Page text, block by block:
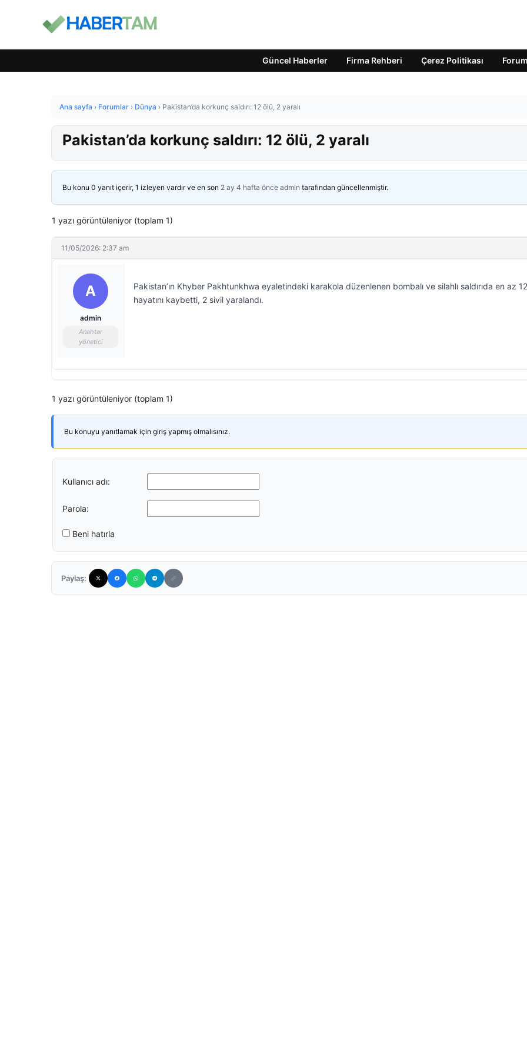
Güncel Haberler Firma Rehberi Çerez Politikası Forum
Ana sayfa › Forumlar › Dünya › Pakistan’da korkunç saldırı: 12 ölü, 2 yaralı
Pakistan’da korkunç saldırı: 12 ölü, 2 yaralı
Bu konu 0 yanıt içerir, 1 izleyen vardır ve en son 2 ay 4 hafta önce admin tarafından güncellenmiştir.
1 yazı görüntüleniyor (toplam 1)
11/05/2026: 2:37 am
A
admin
Anahtar
yönetici
Pakistan’ın Khyber Pakhtunkhwa eyaletindeki karakola düzenlenen bombalı ve silahlı saldırıda en az
hayatını kaybetti, 2 sivil yaralandı.
1 yazı görüntüleniyor (toplam 1)
Bu konuyu yanıtlamak için giriş yapmış olmalısınız.
Kullanıcı adı:
Parola:
Beni hatırla
Paylaş: